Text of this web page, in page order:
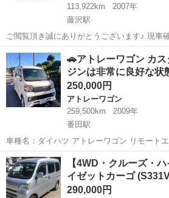
113,922km
2007年
藤沢駅
ご閲覧頂き誠にありがとうございます♪ 現車
明な点等がございましたらお気軽にお問い合わせ
報 ・メーカー ： ダイハツ ・車名 ： ミラジーノ ・排
気量 ： 660...
神奈川 藤沢市 藤沢駅 ミラジーノ
🚗アトレーワゴン カスタムターボRS🌟 エン
ジンは非常に良好な
250,000円
アトレーワゴン
259,500km
2009年
番田駅
車種名：ダイハツ アトレーワゴン リモートエンジンスターター この
車両は外部から遠隔操作で始動できる。 グレード：アトレーワゴン カ
スタムターボRS 色：パール 年式：2009年12月 車検満了日：2026年
11月 ...
神奈川 愛甲郡 アトレーワゴ
【4WD・クルーズ・
イゼットカーゴ
290,000円